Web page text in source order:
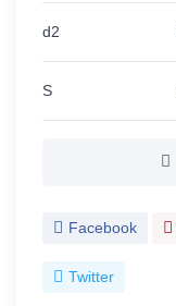
d2
S
Facebook
Twitter